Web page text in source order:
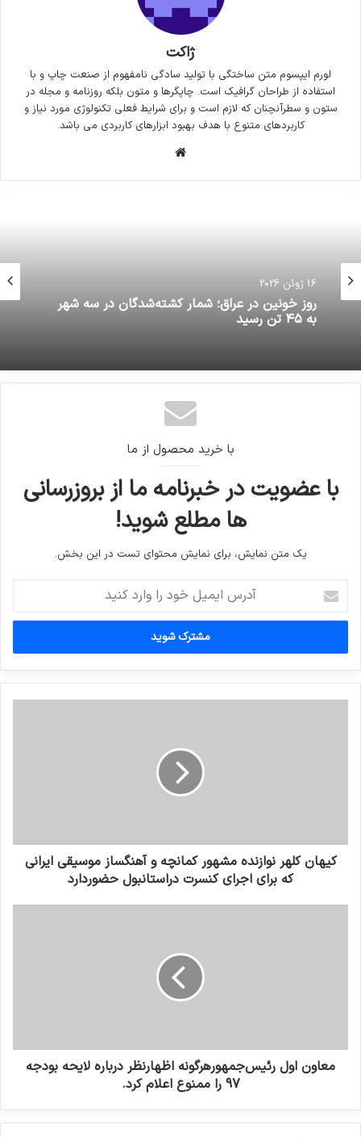
ژاکت
لورم ایپسوم متن ساختگی با تولید سادگی نامفهوم از صنعت چاپ و با
استفاده از طراحان گرافیک است. چاپگرها و متون بلکه روزنامه و مجله در
ستون و سطرآنچنان که لازم است و برای شرایط فعلی تکنولوژی مورد نیاز و
کاربردهای متنوع با هدف بهبود ابزارهای کاربردی می باشد.
16 ژوئن 2026
روز خونین در عراق؛ شمار کشته‌شدگان در سه شهر
به ۴۵ تن رسید
با خرید محصول از ما
با عضویت در خبرنامه ما از بروزرسانی
ها مطلع شوید!
یک متن نمایش، برای نمایش محتوای تست در این بخش.
ایمیل
خود
وارد
کنید
کیهان کلهر نوازنده مشهور کمانچه و آهنگساز موسیقی ایرانی
که برای اجرای کنسرت دراستانبول حضوردارد
معاون اول رئیس‌جمهورهرگونه اظهارنظر درباره لایحه بودجه
97 را ممنوع اعلام کرد.